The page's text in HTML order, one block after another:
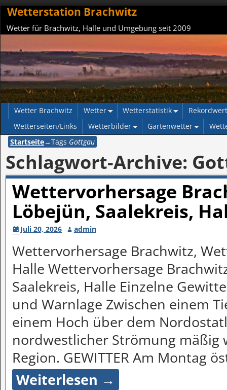
Wetterstation Brachwitz
Wetter für Brachwitz, Halle und Umgebung seit 2009
Wetter Brachwitz Wetter Wetterstatistik
Wetterseiten/Links
Wetterbilder Gartenwetter
Startseite→Tags Gottgau
Schlagwort-Archive:
Wettervorhersage
Löbejün, Saalekreis,
Juli 20, 2026 admin
Wettervorhersage Brachwitz,
Halle Wettervorhersage
Saalekreis, Halle Einzelne
und Warnlage Zwischen einem
einem Hoch über dem
nordwestlicher Strömung mäßig
Region. GEWITTER Am Montag
Weiterlesen →